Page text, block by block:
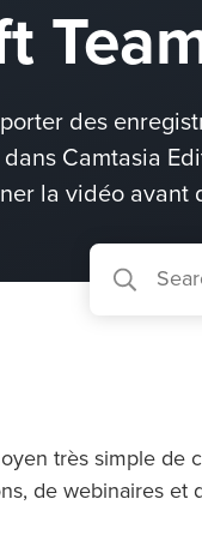
des
Camtasia
la vidéo avant
très simple de
de webinaires et